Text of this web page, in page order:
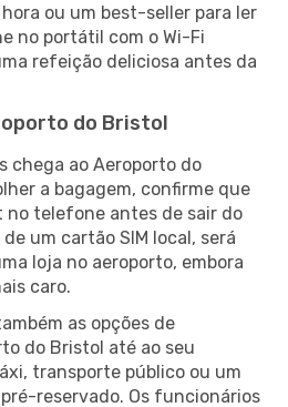
ou um best-seller para ler
no portátil com o Wi-Fi
refeição deliciosa antes da
do Bristol
chega ao Aeroporto do
a bagagem, confirme que
telefone antes de sair do
um cartão SIM local, será
loja no aeroporto, embora
caro.
as opções de
do Bristol até ao seu
transporte público ou um
reservado. Os funcionários